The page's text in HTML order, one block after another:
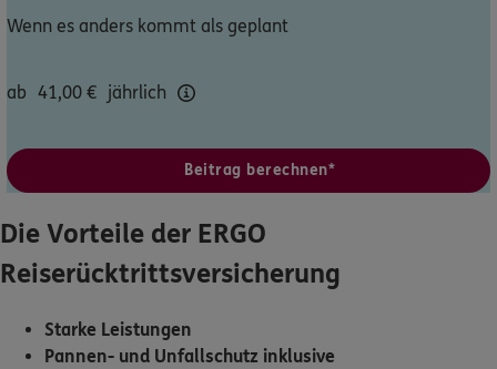
Dann lassen Sie sich helfen.
Service
Sehen Sie auf einen Blick Ihre Versicherungen bei ERGO,
dem ERGO Rechtsschutz und der DKV.
Zum Kundenportal
Wenn es anders kommt als geplant
ab 41,00 € jährlich
Beitrag berechnen*
Die Vorteile der ERGO
Reiserücktrittsversicherung
Starke Leistungen
Pannen- und Unfallschutz inklusive